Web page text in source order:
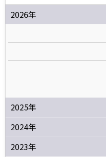
2026年
2025年
2024年
2023年